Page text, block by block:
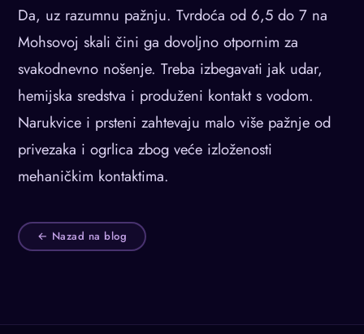
Da, uz razumnu pažnju. Tvrdoća od 6,5 do 7 na
Mohsovoj skali čini ga dovoljno otpornim za
svakodnevno nošenje. Treba izbegavati jak udar,
hemijska sredstva i produženi kontakt s vodom.
Narukvice i prsteni zahtevaju malo više pažnje od
privezaka i ogrlica zbog veće izloženosti
mehaničkim kontaktima.
← Nazad na blog